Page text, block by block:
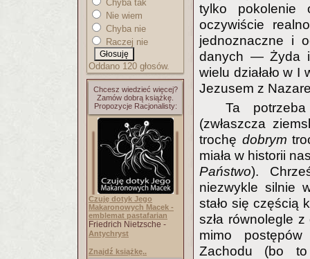
Chyba tak
Nie wiem
Chyba nie
Raczej nie
Oddano 120 głosów.
Chcesz wiedzieć więcej?
Zamów dobrą książkę.
Propozycje Racjonalisty:
Czuję dotyk Jego
Makaronowych Macek -
emblemat pastafarian
Friedrich Nietzsche -
Antychryst
Znajdź książkę..
tylko pokolenie
oczywiście
jednoznaczne i
danych — Żyda i
wielu działało w
Jezusem z
Ta
(zwłaszcza
trochę dobrym
miała w historii
Państwo).
niezwykle silnie
stało się częścią
szła równolegle
mimo
Zachodu (bo